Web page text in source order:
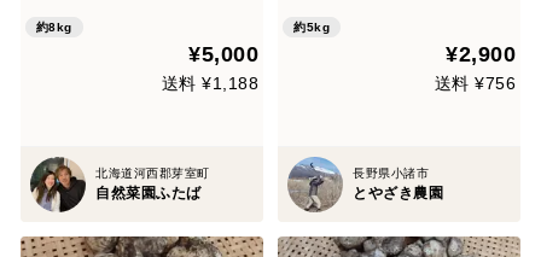
約8kg
¥5,000
送料 ¥1,188
北海道河西郡芽室町
自然菜園ふたば
約5kg
¥2,900
送料 ¥756
長野県小諸市
とやざき農園